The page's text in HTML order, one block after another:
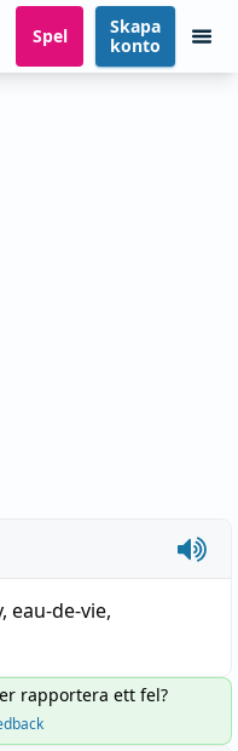
Spel
Skapa
konto
, eau-de-vie,
rapportera ett fel?